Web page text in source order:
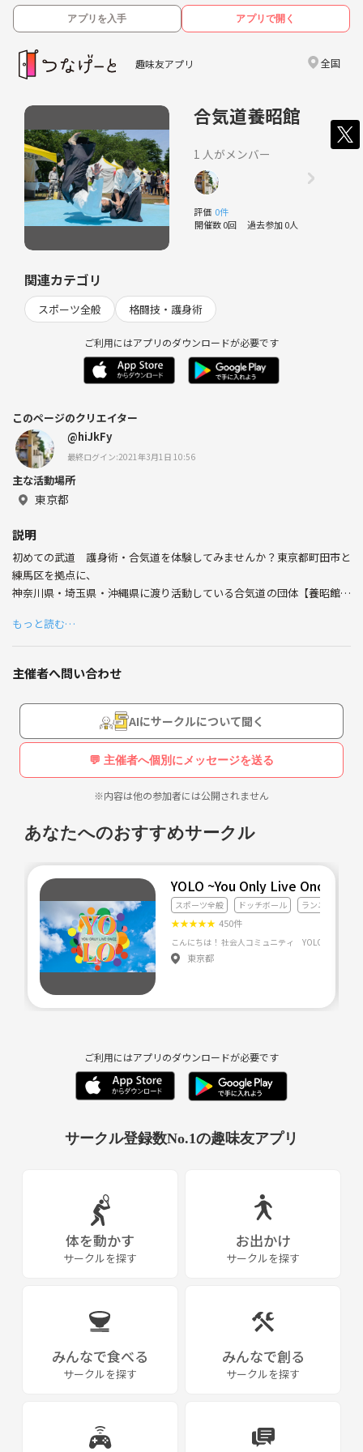
アプリを入手 アプリで開く
趣味友アプリ 全国
合気道養昭館
1 人がメンバー
評価 0件
開催数 0回 過去参加 0人
関連カテゴリ
スポーツ全般 格闘技・護身術
ご利用にはアプリのダウンロードが必要です
このページのクリエイター
@hiJkFy
最終ログイン:2021年3月1日 10:56
主な活動場所
東京都
説明
初めての武道 護身術・合気道を体験してみませんか？東京都町田市と
練馬区を拠点に、
神奈川県・埼玉県・沖縄県に渡り活動している合気道の団体【養昭館】
合気道8段の館長の元日々稽古をしています
毎年元旦には靖國神社にて奉納演武をおこなっております。
稽古生ならどなたでも参加可能です
また、毎年相模原市と町田市の小学校の夏休み体験教室に『合氣道と護
身術』という講座を開講して毎年たくさんのこどもたちに教えています
☺
一人にならないか不安…という方！
合気道は基本的に2人で組んで稽古をしていますので、すぐに仲良くな
大人子ども・女性男性稽古生は様々です！
いままであったことのない業種や年齢の方に会えるチャンスでもありま
★参加方法
《メールアドレス削除》 までお気軽にどうぞ！
★体験・見学無料です。
★入会後は月 大人3500円 子供3000円です。
★道着をお持ちの方はそのまま使っていただけます（中古格安道着有）
★道着は白抜き道着なので綺麗です
もっと読む…
主催者へ問い合わせ
AIにサークルについて聞く
💬 主催者へ個別にメッセージを送る
※内容は他の参加者には公開されません
あなたへのおすすめサークル
YOLO ~You Only Live Once~
スポーツ全般 ドッチボール ランニング・ジ
★★★★★ 450件
東京都
ご利用にはアプリのダウンロードが必要です
サークル登録数No.1の趣味友アプリ
体を動かす
サークルを探す
お出かけ
サークルを探す
みんなで食べる
サークルを探す
みんなで創る
サークルを探す